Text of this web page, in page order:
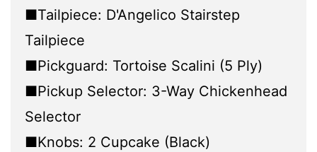
■Tailpiece: D'Angelico Stairstep
Tailpiece
■Pickguard: Tortoise Scalini (5 Ply)
■Pickup Selector: 3-Way Chickenhead
Selector
■Knobs: 2 Cupcake (Black)